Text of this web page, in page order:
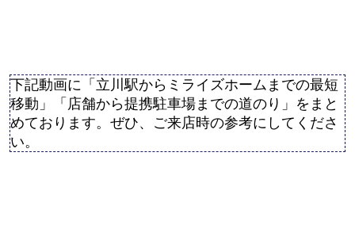
下記動画に「立川駅からミライズホームまでの最短
移動」「店舗から提携駐車場までの道のり」をまと
めております。ぜひ、ご来店時の参考にしてくださ
い。